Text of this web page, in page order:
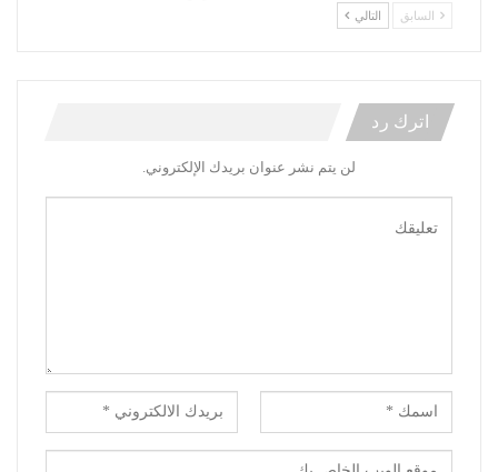
السابق التالي
اترك رد
لن يتم نشر عنوان بريدك الإلكتروني.